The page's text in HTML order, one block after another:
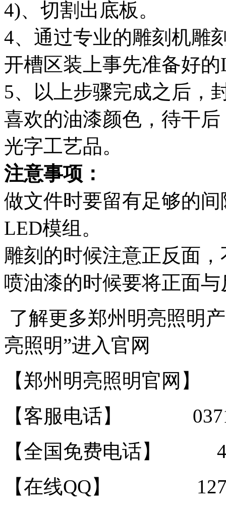
4)、切割出底板。
4、通过专业的雕刻机雕
开槽区装上事先准备好
5、以上步骤完成之后，
喜欢的油漆颜色，待干
光字工艺品。
注意事项：
做文件时要留有足够的
LED模组。
雕刻的时候注意正反面
喷油漆的时候要将正面
了解更多郑州明亮照明
亮照明”进入官网
【郑州明亮照明官网
【客服电话】 0371-
【全国免费电话】
【在线QQ】